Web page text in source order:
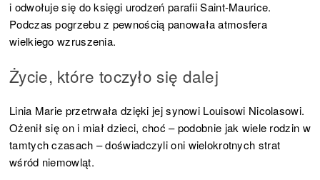
i odwołuje się do księgi urodzeń parafii Saint-Maurice.
Podczas pogrzebu z pewnością panowała atmosfera
wielkiego wzruszenia.
Życie, które toczyło się dalej
Linia Marie przetrwała dzięki jej synowi Louisowi Nicolasowi.
Ożenił się on i miał dzieci, choć – podobnie jak wiele rodzin w
tamtych czasach – doświadczyli oni wielokrotnych strat
wśród niemowląt.